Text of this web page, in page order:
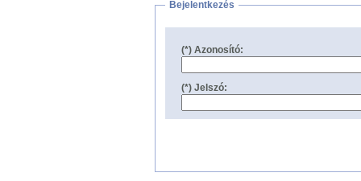
Bejelentkezés
(*) Azonosító:
(*) Jelszó: